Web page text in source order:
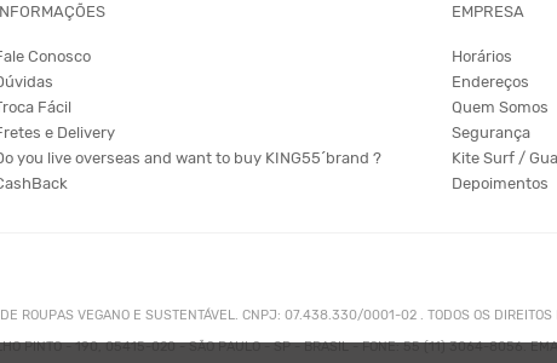
Conosco
Fácil
e Delivery
you live overseas and want to buy KING55´brand ?
EMPRESA
Horários
Endereços
Quem Somos
Segurança
Kite Surf /
Depoimentos
ROUPAS VEGANO E SUSTENTÁVEL. CNPJ: 07.438.330/0001-02 . TODOS OS DIREITOS
PINTO - 190, 05415-020 - SÃO PAULO - SP - BRASIL - FONE: 55 (11) 3064-8056.